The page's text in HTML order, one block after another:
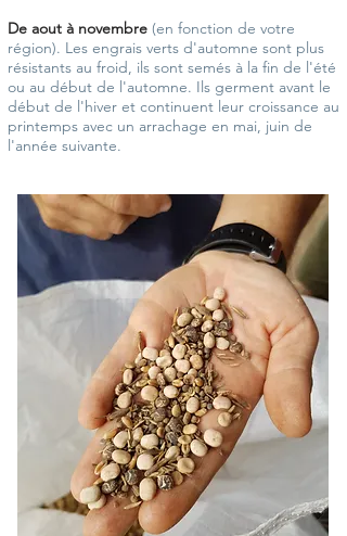
De aout à novembre (en fonction de votre
région). Les engrais verts d'automne sont plus
résistants au froid, ils sont semés à la fin de l'été
ou au début de l'automne. Ils germent avant le
début de l'hiver et continuent leur croissance au
printemps avec un arrachage en mai, juin de
l'année suivante.